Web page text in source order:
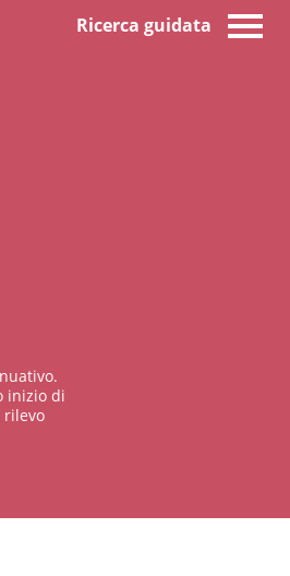
Ricerca guidata
inizio di
rilevo